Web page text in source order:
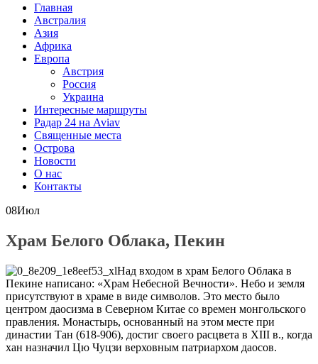
Главная
Австралия
Азия
Африка
Европа
Австрия
Россия
Украина
Интересные маршруты
Радар 24 на Aviav
Священные места
Острова
Новости
О нас
Контакты
08Июл
Храм Белого Облака, Пекин
Над входом в храм Белого Облака в
Пекине написано: «Храм Небесной Вечности». Небо и земля
присутствуют в храме в виде символов. Это место было
центром даосизма в Северном Китае со времен монгольского
правления. Монастырь, основанный на этом месте при
династии Тан (618-906), достиг своего расцвета в XIII в., когда
хан назначил Цю Чуцзи верховным патриархом даосов.